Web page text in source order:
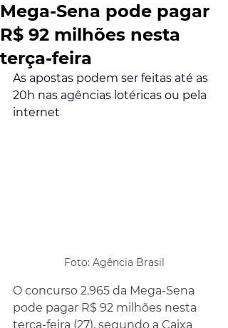
Mega-Sena pode pagar
R$ 92 milhões nesta
terça-feira
As apostas podem ser feitas até as
20h nas agências lotéricas ou pela
internet
Foto: Agência Brasil
O concurso 2.965 da Mega-Sena
pode pagar R$ 92 milhões nesta
terça-feira (27), segundo a Caixa